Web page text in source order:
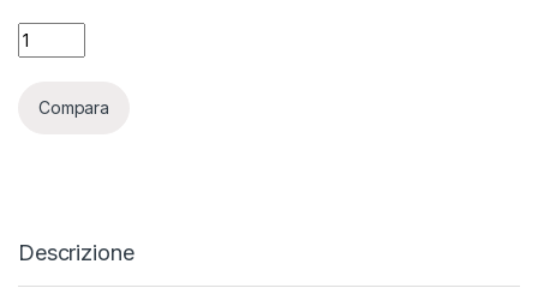
ATAMI B'CUZZ - COCO BOOSTER UNIVERSAL - 100ML
Compara
Descrizione